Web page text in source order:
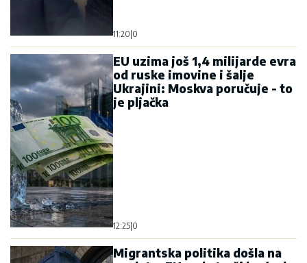
11:20 0
EU uzima još 1,4 milijarde evra
od ruske imovine i šalje
Ukrajini: Moskva poručuje - to
je pljačka
12:25 0
Migrantska politika došla na